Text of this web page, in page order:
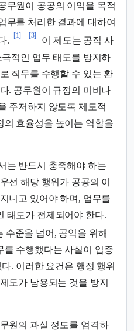
무원이 공공의 이익을 목적
무를 처리한 결과에 대하여
.
[1] [3]
이 제도는 공직 사
적인 업무 태도를 방지하
직무를 수행할 수 있는 환
. 공무원이 규정의 미비나
주저하지 않도록 제도적
의 효율성을 높이는 역할을
는 반드시 충족해야 하는
선 해당 행위가 공공의 이
니고 있어야 하며, 업무를
태도가 전제되어야 한다.
수준을 넘어, 공익을 위해
를 수행했다는 사실이 입증
. 이러한 요건은 행정 행위
도가 남용되는 것을 방지
원의 과실 정도를 엄격하